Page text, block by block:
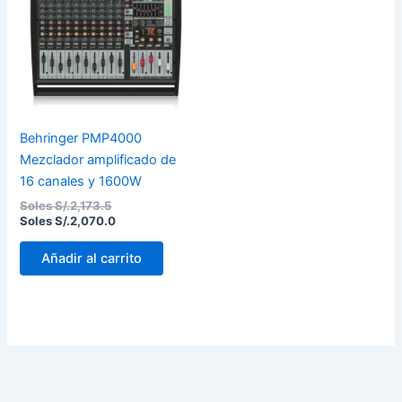
Behringer PMP4000
Mezclador amplificado de
16 canales y 1600W
Soles S/.2,173.5
Soles
S/.2,173.5.
Soles S/.2,070.0
Soles
S/.2,070.0.
Añadir al carrito